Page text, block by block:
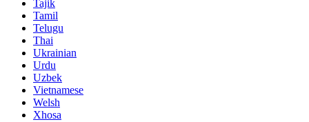
Tajik
Tamil
Telugu
Thai
Ukrainian
Urdu
Uzbek
Vietnamese
Welsh
Xhosa